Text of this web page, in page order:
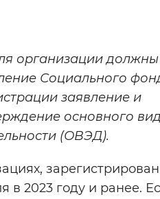
Цвет сайта
Инверсивный
Синий фон
Выключены
организации должны
Социального
заявление и
основного
(ОВЭД).
в 2023 году и ранее.